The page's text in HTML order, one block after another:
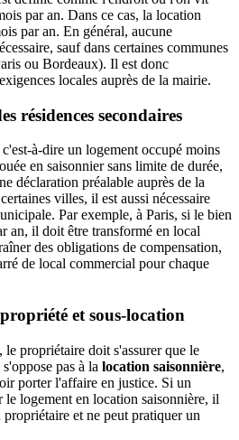
par an. Dans ce cas, la location
par an. En général, aucune
sauf dans certaines communes
ou Bordeaux). Il est donc
locales auprès de la mairie.
résidences secondaires
c'est-à-dire un logement occupé moins
en saisonnier sans limite de durée,
déclaration préalable auprès de la
villes, il est aussi nécessaire
Par exemple, à Paris, si le bien
an, il doit être transformé en local
des obligations de compensation,
de local commercial pour chaque
et sous-location
le propriétaire doit s'assurer que le
pas à la location saisonnière,
porter l'affaire en justice. Si un
le logement en location saisonnière, il
et ne peut pratiquer un